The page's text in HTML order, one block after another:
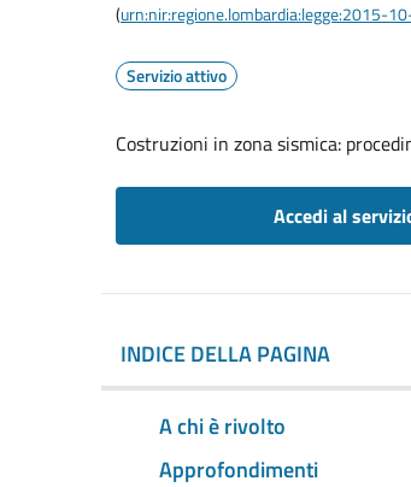
(urn:nir:regione.lombardia:legge:2015-
Servizio attivo
Costruzioni in zona sismica:
Accedi al
INDICE DELLA PAGINA
A chi è rivolto
Approfondimenti